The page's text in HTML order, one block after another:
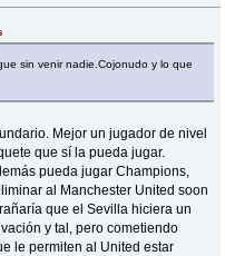
sin venir nadie.Cojonudo y lo que
Mejor un jugador de nivel
que sí la pueda jugar.
pueda jugar Champions,
al Manchester United soon
que el Sevilla hiciera un
y tal, pero cometiendo
le permiten al United estar